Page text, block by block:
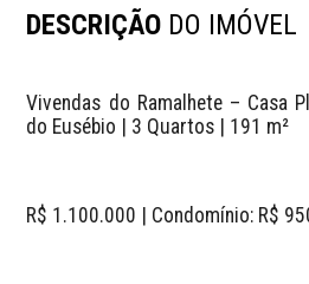
DESCRIÇÃO DO IMÓVEL
Vivendas do Ramalhete – Casa
do Eusébio | 3 Quartos | 191 m²
R$ 1.100.000 | Condomínio: R$